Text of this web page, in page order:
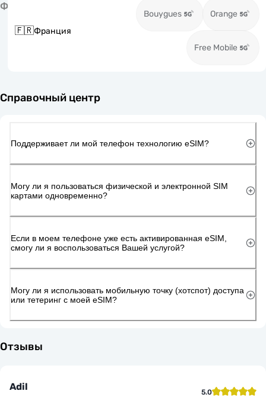
Ф
🇫🇷Франция
Bouygues Orange
Free Mobile
Справочный центр
Поддерживает ли мой телефон технологию eSIM?
Могу ли я пользоваться физической и электронной SIM
картами одновременно?
Если в моем телефоне уже есть активированная eSIM,
смогу ли я воспользоваться Вашей услугой?
Могу ли я использовать мобильную точку (хотспот) доступа
или тетеринг с моей eSIM?
Отзывы
Adil 5.0